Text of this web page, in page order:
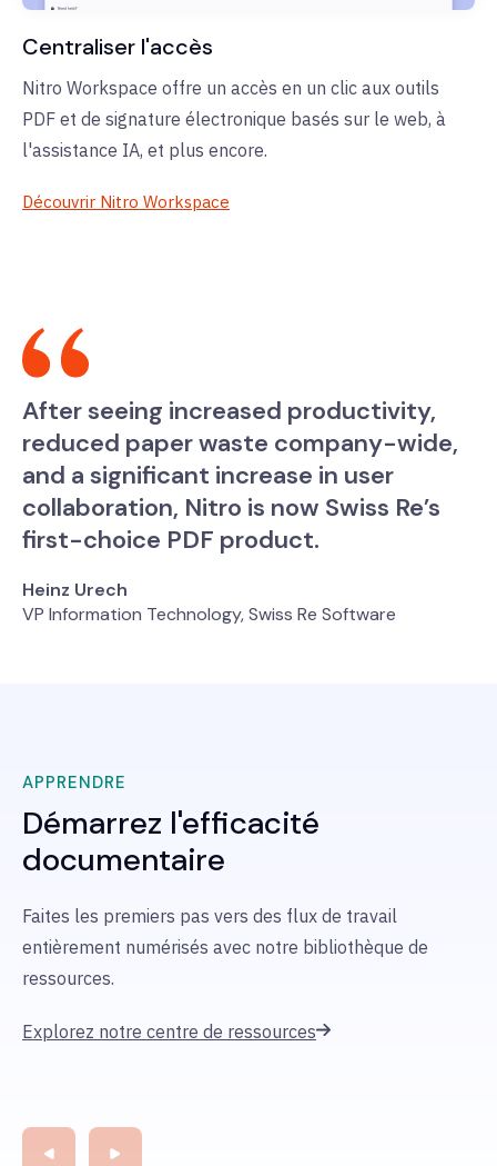
Centraliser l'accès
Nitro Workspace offre un accès en un clic aux outils
PDF et de signature électronique basés sur le web, à
l'assistance IA, et plus encore.
Découvrir Nitro Workspace
After seeing increased productivity,
reduced paper waste company-wide,
and a significant increase in user
collaboration, Nitro is now Swiss Re’s
first-choice PDF product.
Heinz Urech
VP Information Technology, Swiss Re Software
APPRENDRE
Démarrez l'efficacité
documentaire
Faites les premiers pas vers des flux de travail
entièrement numérisés avec notre bibliothèque de
ressources.
Explorez notre centre de ressources